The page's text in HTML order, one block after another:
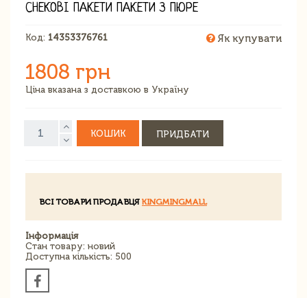
СНЕКОВІ ПАКЕТИ ПАКЕТИ З ПЮРЕ
Код: 14353376761 Як купувати
1808 грн
Ціна вказана з доставкою в Україну
КОШИК ПРИДБАТИ
ВСІ ТОВАРИ ПРОДАВЦЯ KINGMINGMALL
Інформація
Стан товару: новий
Доступна кількість: 500